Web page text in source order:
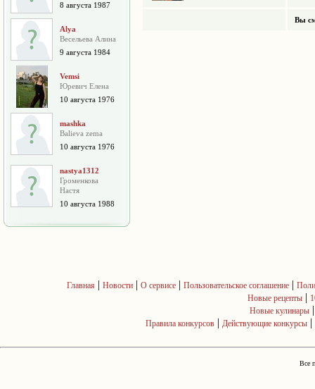
8 августа 1987
Alya
Весельева Алина
9 августа 1984
Vemsi
Юревич Елена
10 августа 1976
mashka
Balieva zema
10 августа 1976
nastya1312
Громенкова
Настя
10 августа 1988
Вы
Главная | Новости| О сервисе| Пользовательское соглашение|
Новые рецепты |
Новые кулинары
Правила конкурсов | Действующие конкурсы |
Все